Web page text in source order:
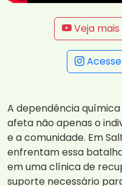
Veja
A dependência
afeta não apenas o
e a comunidade. Em
enfrentam essa
em uma clínica de
suporte necessário